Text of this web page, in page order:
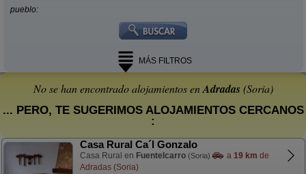
pueblo:
MÁS FILTROS
No se han encontrado alojamientos enAdradas(Soria)
... PERO, TE SUGERIMOS ALOJAMIENTOS CERCANOS
:
Casa Rural Ca´l Gonzalo
Casa Rural en Fuentelcarro (Soria) a 19 km de
Adradas (Soria)